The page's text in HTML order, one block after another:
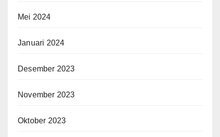
Mei 2024
Januari 2024
Desember 2023
November 2023
Oktober 2023